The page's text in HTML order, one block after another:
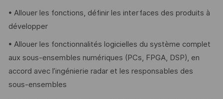
• Allouer les fonctions, définir les interfaces des produits à
développer
• Allouer les fonctionnalités logicielles du système complet
aux sous-ensembles numériques (PCs, FPGA, DSP), en
accord avec l’ingénierie radar et les responsables des
sous-ensembles